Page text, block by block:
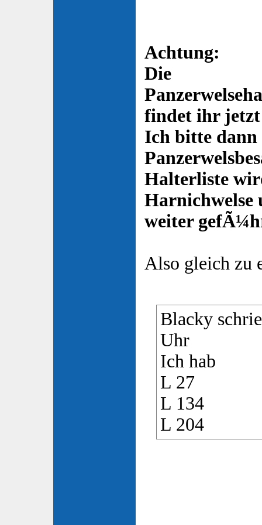
Achtung:
Die
findet ihr
Ich bitte dann
Halterliste
Harnichwelse
weiter
Also gleich zu
Blacky
Uhr
Ich hab
L 27
L 134
L 204